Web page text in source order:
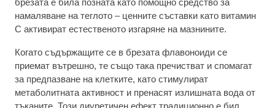
брезата е била позната като помощно средство за
намаляване на теглото – ценните съставки като витамин
С активират естественото изгаряне на мазнините.
Когато съдържащите се в брезата флавоноиди се
приемат вътрешно, те също така пречистват и спомагат
за предпазване на клетките, като стимулират
метаболитната активност и пренасят излишната вода от
тъканите. Този диуретичен ефект традиционно е бил